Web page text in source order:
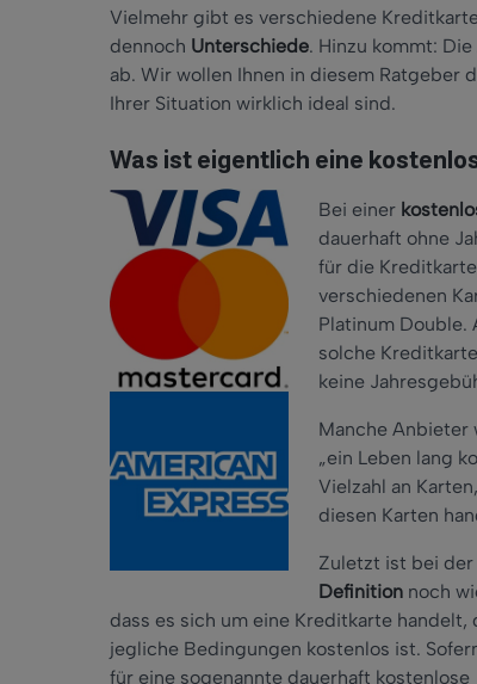
Vielmehr gibt es verschiedene
dennoch Unterschiede. Hinzu kommt:
ab. Wir wollen Ihnen in diesem Ratgeber
Ihrer Situation wirklich ideal sind.
Was ist eigentlich eine
Bei einer
dauerhaft ohne
für die
verschiedenen
Platinum Double.
solche
keine
Manche Anbieter
„ein Leben lang
Vielzahl an
diesen Karten
Zuletzt ist bei der
Definition noch
dass es sich um eine Kreditkarte handelt,
jegliche Bedingungen kostenlos ist.
für eine sogenannte dauerhaft kostenlose